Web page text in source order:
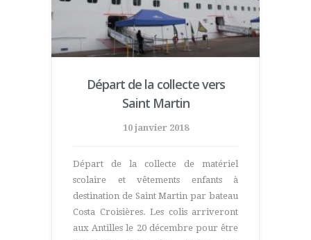
Départ de la collecte vers
Saint Martin
10 janvier 2018
Départ de la collecte de matériel
scolaire et vêtements enfants à
destination de Saint Martin par bateau
Costa Croisières. Les colis arriveront
aux Antilles le 20 décembre pour être